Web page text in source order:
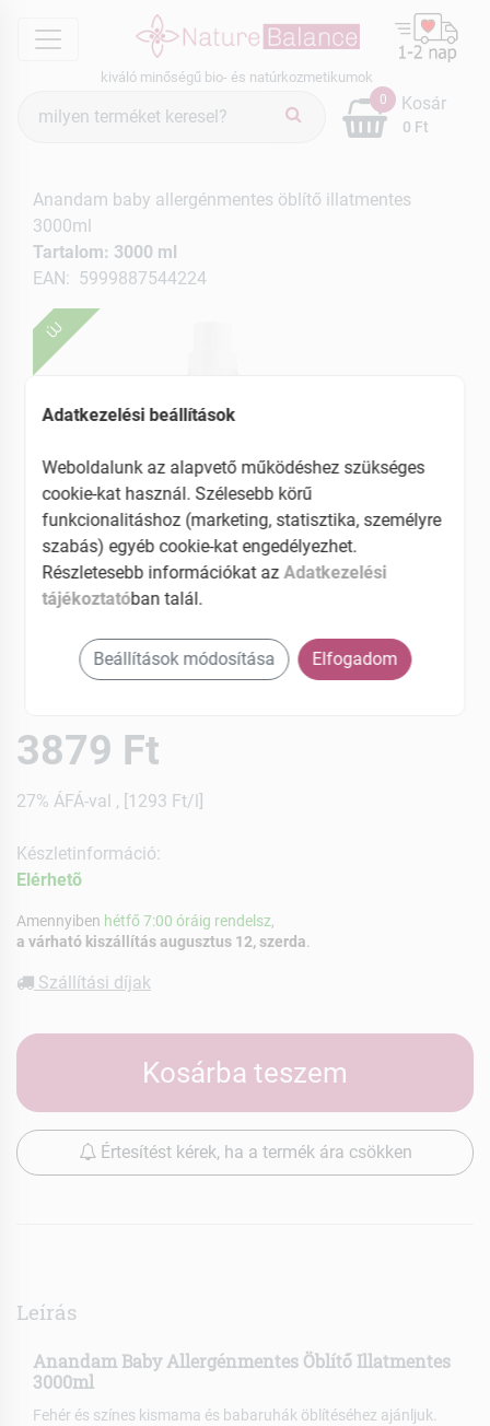
menu
kiváló minőségű bio- és natúrkozmetikumok
keresés
0
0 Ft
Kosár
ÚJ
Anandam baby allergénmentes öblítő illatmentes
3000ml
Tartalom: 3000 ml
EAN: 5999887544224
3879 Ft
27% ÁFÁ-val , [1293 Ft/l]
Készletinformáció:
Elérhetõ
Amennyiben hétfő 7:00 óráig rendelsz,
a várható kiszállítás augusztus 12, szerda
Szállítási díjak
Kosárba teszem
Értesítést kérek, ha a termék ára csökken
Leírás
Anandam Baby Allergénmentes Öblítő Illatmentes
3000ml
Fehér és színes kismama és babaruhák öblítéséhez ajánljuk.
Adatkezelési beállítások
Weboldalunk az alapvető működéshez szükséges
cookie-kat használ. Szélesebb körű
funkcionalitáshoz (marketing, statisztika, személyre
szabás) egyéb cookie-kat engedélyezhet.
Részletesebb információkat azAdatkezelési
tájékoztatóban talál.
Beállítások módosítása Elfogadom